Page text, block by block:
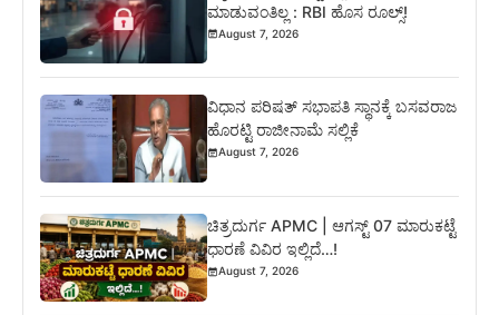
ಮಾಡುವಂತಿಲ್ಲ : RBI ಹೊಸ ರೂಲ್ಸ್!
August 7, 2026
ವಿಧಾನ ಪರಿಷತ್‌ ಸಭಾಪತಿ ಸ್ಥಾನಕ್ಕೆ ಬಸವರಾಜ
ಹೊರಟ್ಟಿ ರಾಜೀನಾಮೆ ಸಲ್ಲಿಕೆ
August 7, 2026
ಚಿತ್ರದುರ್ಗ APMC | ಆಗಸ್ಟ್ 07 ಮಾರುಕಟ್ಟೆ
ಧಾರಣೆ ವಿವಿರ ಇಲ್ಲಿದೆ…!
August 7, 2026